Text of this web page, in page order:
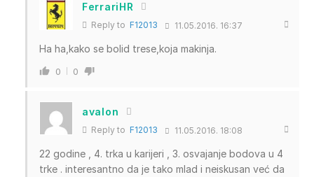
FerrariHR
Reply to F12013 11.05.2016. 16:37
Ha ha,kako se bolid trese,koja makinja.
0 0
avalon
Reply to F12013 11.05.2016. 18:08
22 godine , 4. trka u karijeri , 3. osvajanje bodova u 4
trke . interesantno da je tako mlad i neiskusan već da